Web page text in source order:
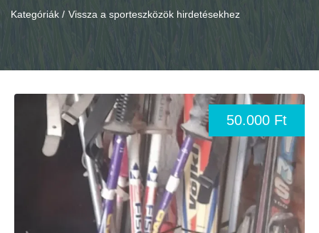
Kategóriák / Vissza a sporteszközök hirdetésekhez
50.000 Ft